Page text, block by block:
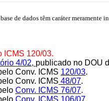
de dados têm caráter
ICMS 120/03.
4/02, publicado no DOU
Conv. ICMS 120/03.
Conv. ICMS 48/07.
Conv. ICMS 76/07.
Conv. ICMS 106/07.